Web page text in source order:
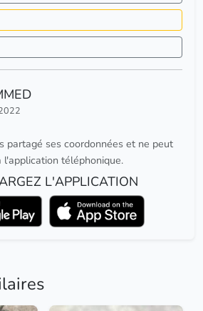
partagé ses coordonnées et ne peut
téléphonique.
L'APPLICATION